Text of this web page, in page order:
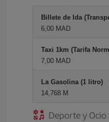
Billete de Ida
6,00 MAD
Taxi 1km (Tarifa
7,00 MAD
La Gasolina (1 litro)
14,768 M
Deporte y Ocio